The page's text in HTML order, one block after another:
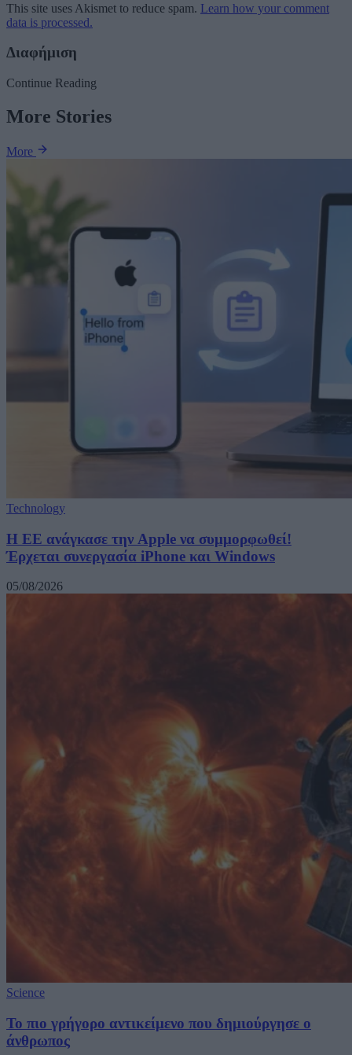
This site uses Akismet to reduce spam. Learn how your comment
data is processed.
Διαφήμιση
Continue Reading
More Stories
More
Technology
H ΕΕ ανάγκασε την Apple να συμμορφωθεί!
Έρχεται συνεργασία iPhone και Windows
05/08/2026
Science
Το πιο γρήγορο αντικείμενο που δημιούργησε ο
άνθρωπος